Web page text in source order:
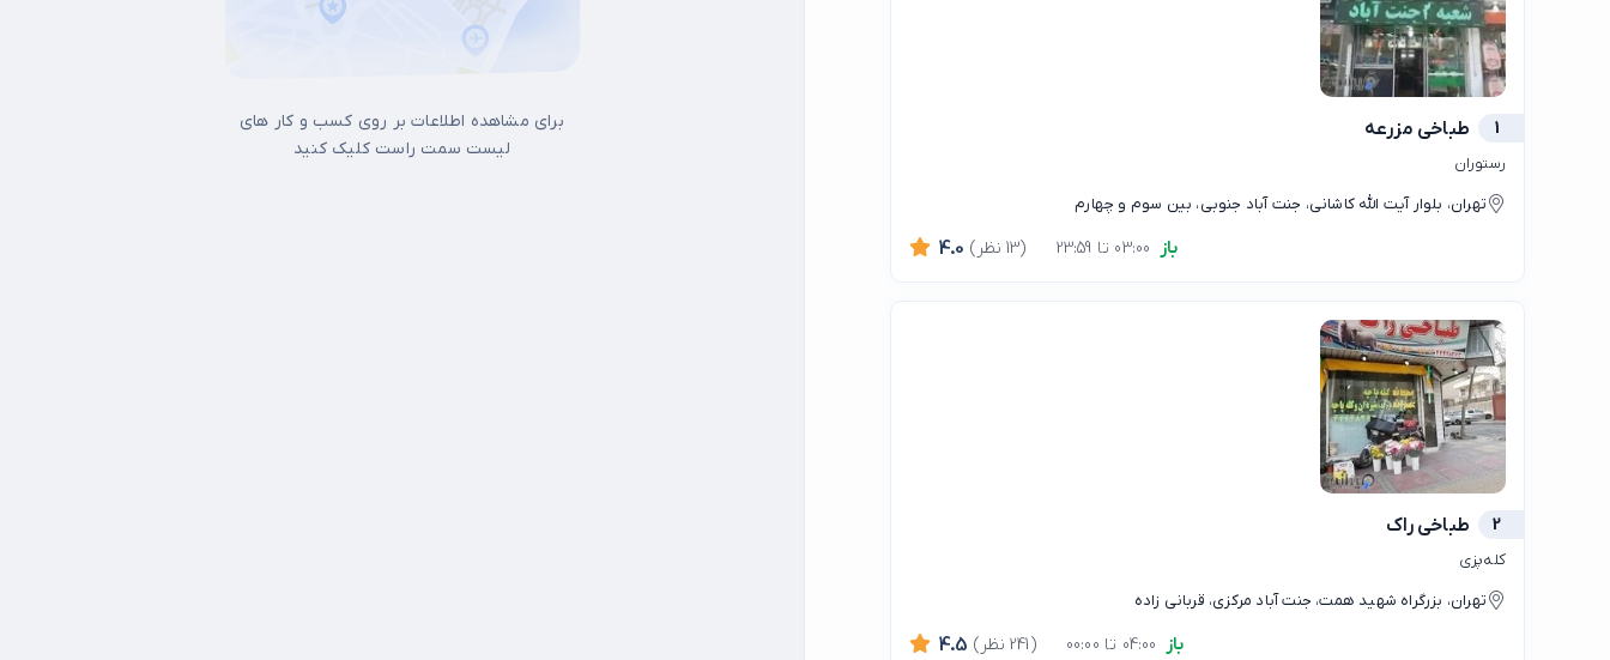
1 طباخی مزرعه
رستوران
تهران، بلوار آیت الله کاشانی، جنت آباد جنوبی، بین سوم و چهارم
باز 4.0 (13 نظر)
2 طباخی راک
کله‌پزی
تهران، بزرگراه شهید همت، جنت آباد مرکزی، قربانی زاده
باز 4.5 (241 نظر)
برای مشاهده اطلاعات بر روی کسب و کار های
لیست سمت راست کلیک کنید